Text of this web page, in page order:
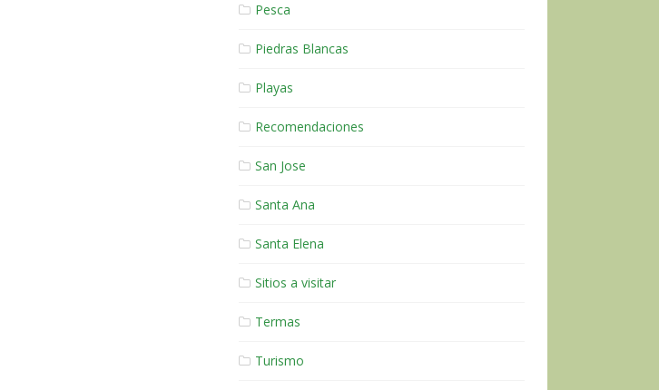
Pesca
Piedras Blancas
Playas
Recomendaciones
San Jose
Santa Ana
Santa Elena
Sitios a visitar
Termas
Turismo